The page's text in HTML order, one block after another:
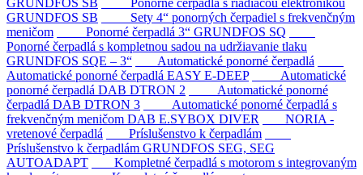
GRUNDFOS SB
Ponorné čerpadlá s riadiacou elektronikou
GRUNDFOS SB
Sety 4“ ponorných čerpadiel s frekvenčným
meničom
Ponorné čerpadlá 3“ GRUNDFOS SQ
Ponorné čerpadlá s kompletnou sadou na udržiavanie tlaku
GRUNDFOS SQE – 3“
Automatické ponorné čerpadlá
Automatické ponorné čerpadlá EASY E-DEEP
Automatické
ponorné čerpadlá DAB DTRON 2
Automatické ponorné
čerpadlá DAB DTRON 3
Automatické ponorné čerpadlá s
frekvenčným meničom DAB E.SYBOX DIVER
NORIA -
vretenové čerpadlá
Príslušenstvo k čerpadlám
Príslušenstvo k čerpadlám GRUNDFOS SEG, SEG
AUTOADAPT
Kompletné čerpadlá s motorom s integrovaným